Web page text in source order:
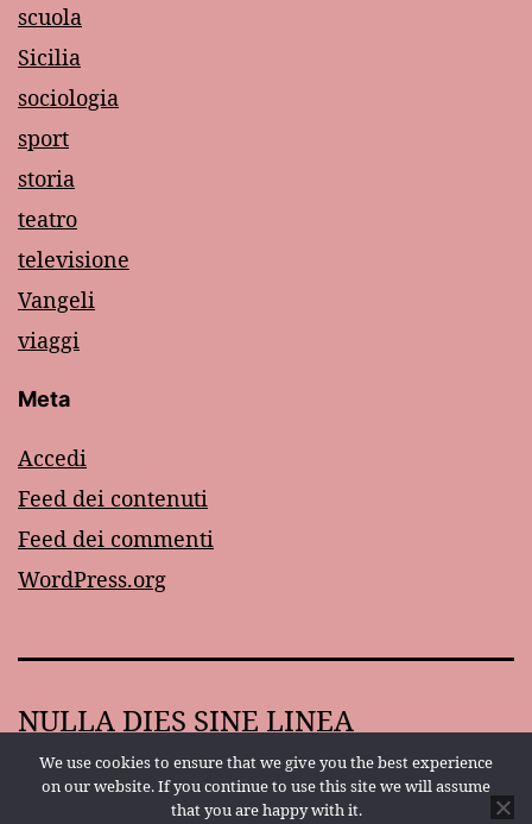
scuola
Sicilia
sociologia
sport
storia
teatro
televisione
Vangeli
viaggi
Meta
Accedi
Feed dei contenuti
Feed dei commenti
WordPress.org
NULLA DIES SINE LINEA
Proudly powered byWordPress.
We use cookies to ensure that we give you the best experience
on our website. If you continue to use this site we will assume
that you are happy with it.